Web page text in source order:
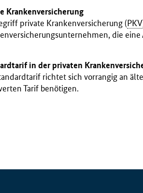
Krankenversicherung
private Krankenversicherung ( PKV
die
in der privaten
richtet sich vorrangig an
Tarif benötigen.